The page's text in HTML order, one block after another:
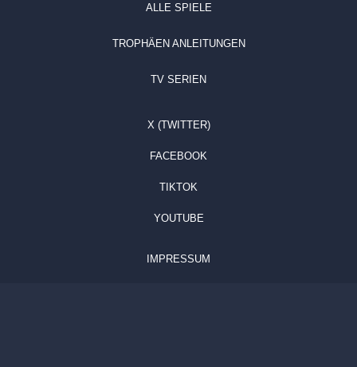
ALLE SPIELE
TROPHÄEN ANLEITUNGEN
TV SERIEN
X (TWITTER)
FACEBOOK
TIKTOK
YOUTUBE
IMPRESSUM